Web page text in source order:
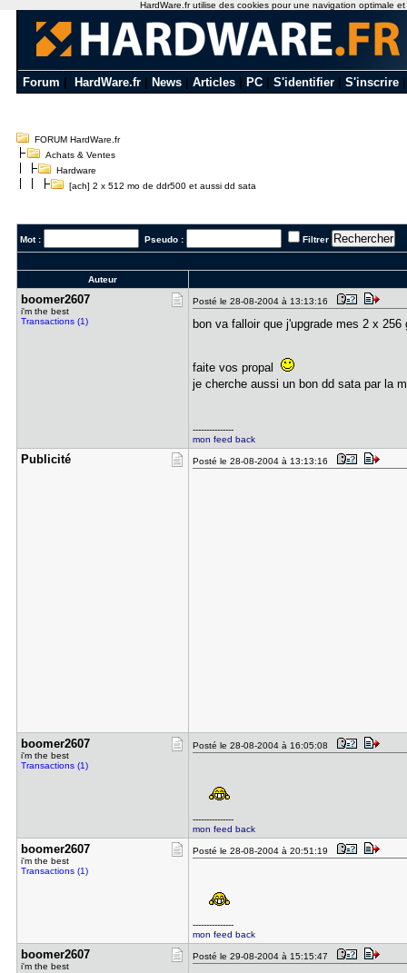
Forum HardWare.fr News Articles PC S'identifier S'inscrire
FORUM HardWare.fr
Achats & Ventes
Hardware
[ach] 2 x 512 mo de ddr500 et aussi dd sata
Mot : Pseudo : Filtrer
Auteur
boomer2607
i'm the best
Transactions (1)
Posté le 28-08-2004 à 13:13:16
bon va falloir que j'upgrade mes 2 x
faite vos propal
je cherche aussi un bon dd sata par la
---------------
mon feed back
Publicité Posté le 28-08-2004 à 13:13:16
boomer2607
i'm the best
Transactions (1)
Posté le 28-08-2004 à 16:05:08
---------------
mon feed back
boomer2607
i'm the best
Transactions (1)
Posté le 28-08-2004 à 20:51:19
---------------
mon feed back
boomer2607
i'm the best
Posté le 29-08-2004 à 15:15:47
HardWare.fr utilise des cookies pour une navigation optimale